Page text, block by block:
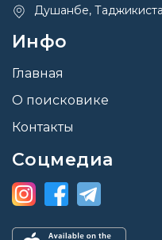
Душанбе,
Инфо
Главная
О поисковике
Контакты
Соцмедиа